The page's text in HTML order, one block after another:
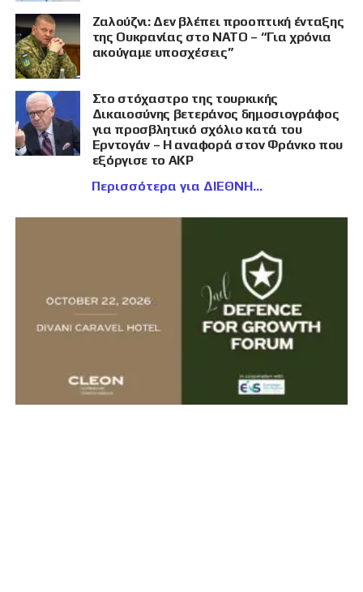
Ζαλούζνι: Δεν βλέπει προοπτική ένταξης
της Ουκρανίας στο ΝΑΤΟ – “Για χρόνια
ακούγαμε υποσχέσεις”
Στο στόχαστρο της τουρκικής
Δικαιοσύνης βετεράνος δημοσιογράφος
για προσβλητικό σχόλιο κατά του
Ερντογάν – Η αναφορά στον Φράνκο που
εξόργισε το AKP
Περισσότερα για ΔΙΕΘΝΗ